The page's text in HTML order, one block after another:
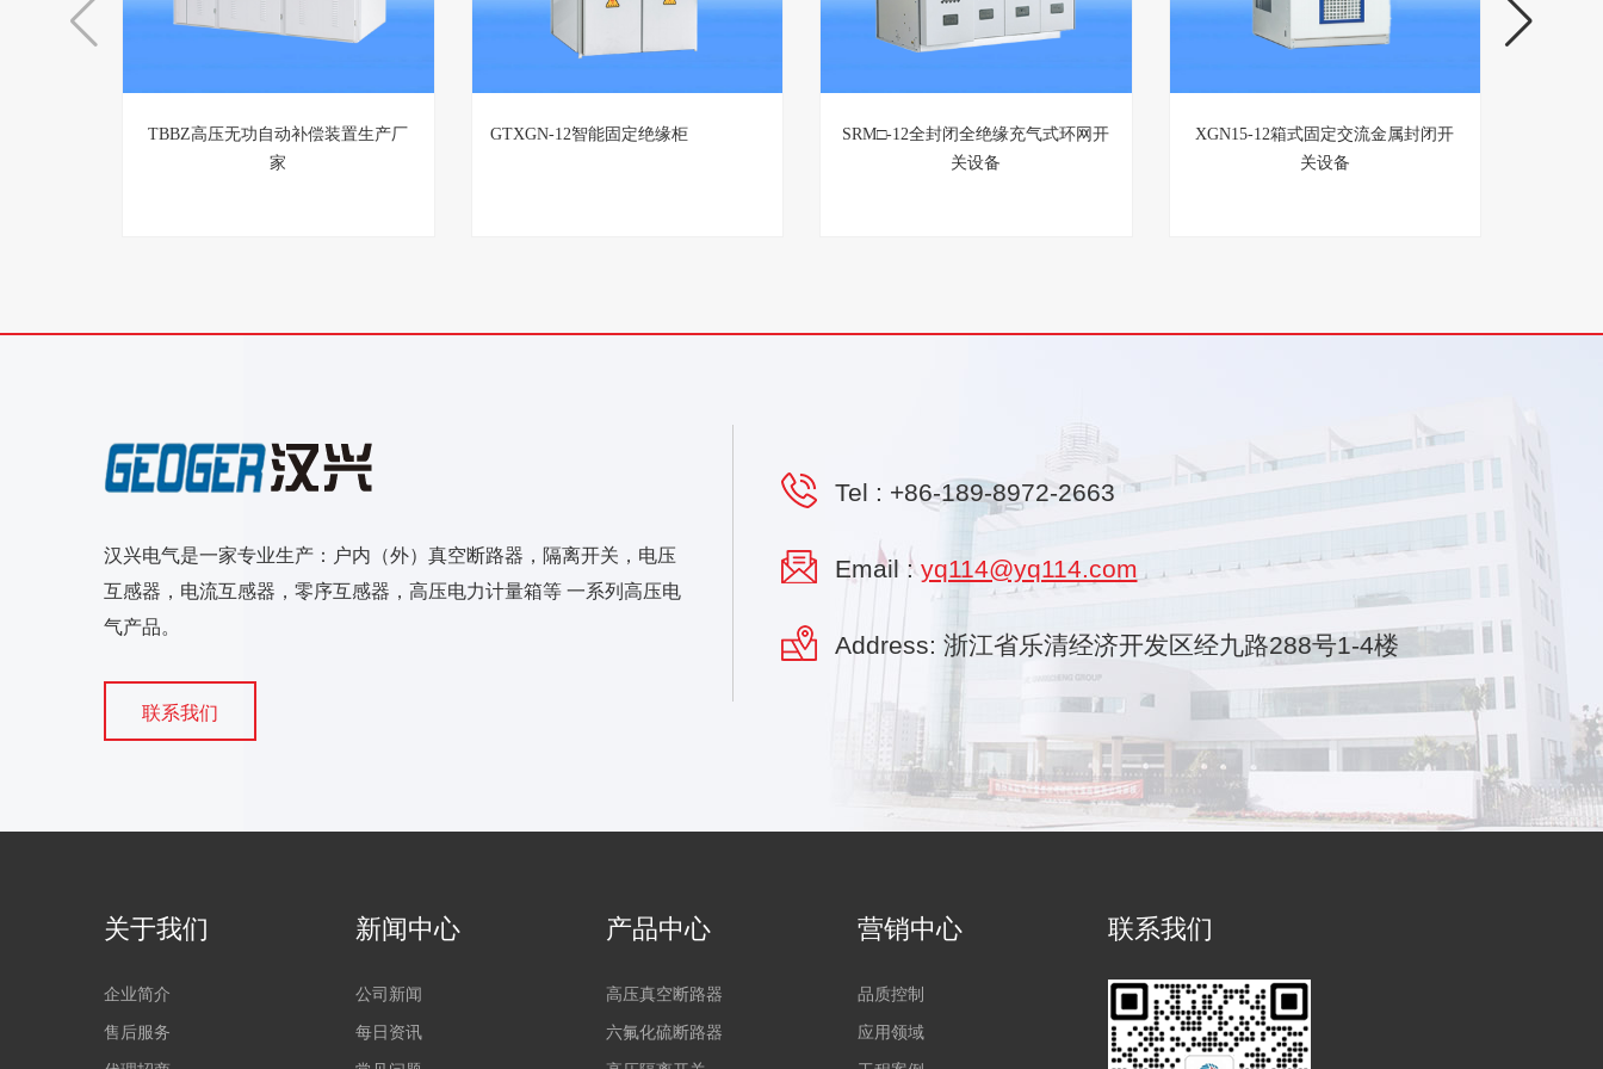
TBBZ高压无功自动补偿装置生产厂
家
GTXGN-12智能固定绝缘柜
SRM□-12全封闭全绝缘充气式环网开
关设备
XGN15-12箱式固定交流金属封闭开
关设备
汉兴电气是一家专业生产：户内（外）真空断路器，隔离开关，电压
互感器，电流互感器，零序互感器，高压电力计量箱等 一系列高压电
气产品。
联系我们
Tel : +86-189-8972-2663
Email :yq114@yq114.com
Address: 浙江省乐清经济开发区经九路288号1-4楼
关于我们
企业简介
售后服务
新闻中心
公司新闻
每日资讯
产品中心
高压真空断路器
六氟化硫断路器
营销中心
品质控制
应用领域
联系我们